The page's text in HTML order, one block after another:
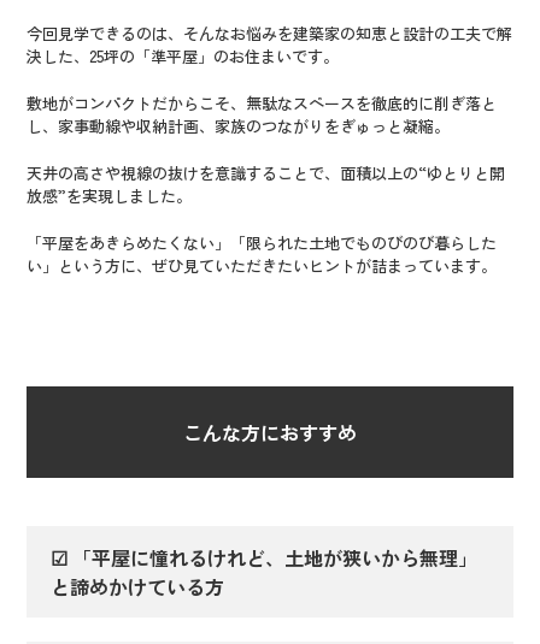
今回見学できるのは、そんなお悩みを建築家の知恵と設計の工夫で解
決した、25坪の「準平屋」のお住まいです。
敷地がコンパクトだからこそ、無駄なスペースを徹底的に削ぎ落と
し、家事動線や収納計画、家族のつながりをぎゅっと凝縮。
天井の高さや視線の抜けを意識することで、面積以上の“ゆとりと開
放感”を実現しました。
「平屋をあきらめたくない」「限られた土地でものびのび暮らした
い」という方に、ぜひ見ていただきたいヒントが詰まっています。
こんな方におすすめ
☑ 「平屋に憧れるけれど、土地が狭いから無理」
と諦めかけている方